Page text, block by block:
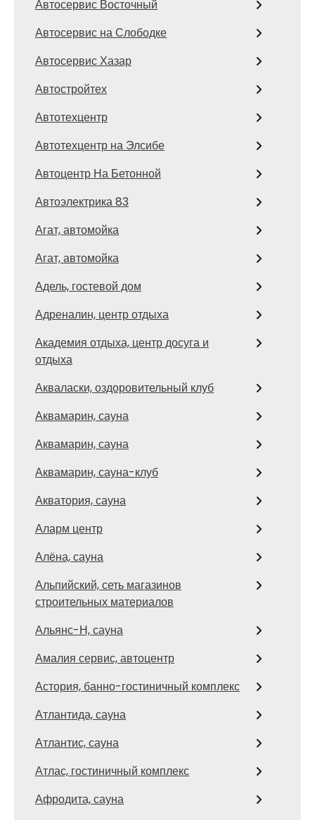
Автосервис Восточный
Автосервис на Слободке
Автосервис Хазар
Автостройтех
Автотехцентр
Автотехцентр на Элсибе
Автоцентр На Бетонной
Автоэлектрика 83
Агат, автомойка
Агат, автомойка
Адель, гостевой дом
Адреналин, центр отдыха
Академия отдыха, центр досуга и
отдыха
Акваласки, оздоровительный клуб
Аквамарин, сауна
Аквамарин, сауна
Аквамарин, сауна-клуб
Акватория, сауна
Аларм центр
Алёна, сауна
Альпийский, сеть магазинов
строительных материалов
Альянс-Н, сауна
Амалия сервис, автоцентр
Астория, банно-гостиничный комплекс
Атлантида, сауна
Атлантис, сауна
Атлас, гостиничный комплекс
Афродита, сауна